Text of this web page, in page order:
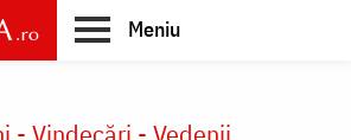
Meniu